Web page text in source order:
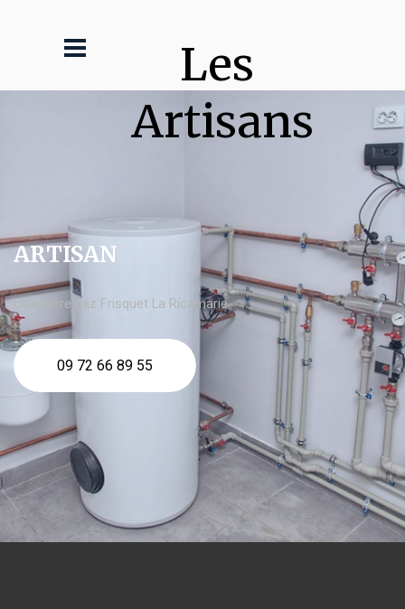
Les
Artisans
ARTISAN
chaudière gaz Frisquet La Ricamarie
09 72 66 89 55